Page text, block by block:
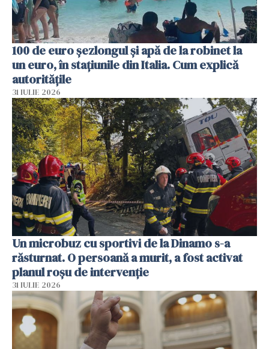
100 de euro șezlongul și apă de la robinet la
un euro, în stațiunile din Italia. Cum explică
autoritățile
31 IULIE 2026
Un microbuz cu sportivi de la Dinamo s-a
răsturnat. O persoană a murit, a fost activat
planul roșu de intervenție
31 IULIE 2026